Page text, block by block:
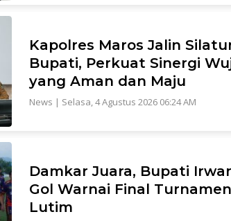
Kapolres Maros Jalin
Bupati, Perkuat Sinergi
yang Aman dan Maju
News | Selasa, 4 Agustus 2026 06:24 AM
Damkar Juara, Bupati
Gol Warnai Final
Lutim